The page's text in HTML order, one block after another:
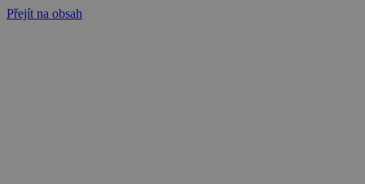
Přejít na obsah